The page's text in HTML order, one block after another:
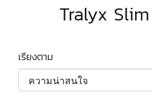
Tralyx
เรียงตาม